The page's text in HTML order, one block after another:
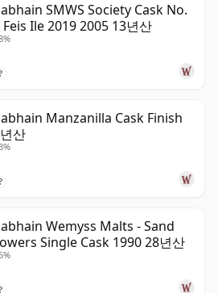
SMWS Society Cask No.
Feis Ile 2019 2005 13년산
Manzanilla Cask Finish
산
Wemyss Malts - Sand
Single Cask 1990 28년산